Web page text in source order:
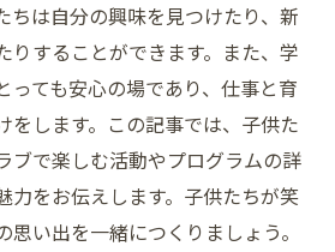
ちは自分の興味を見つけたり、新
りすることができます。また、学
っても安心の場であり、仕事と育
をします。この記事では、子供た
ブで楽しむ活動やプログラムの詳
力をお伝えします。子供たちが笑
い出を一緒につくりましょう。